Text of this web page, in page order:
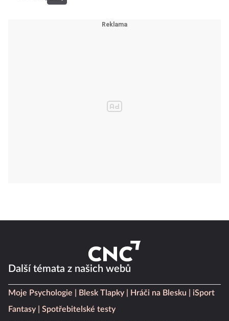
Další témata z našich webů
Moje Psychologie Blesk Tlapky Hráči na Blesku
iSport
Fantasy
Spotřebitelské testy